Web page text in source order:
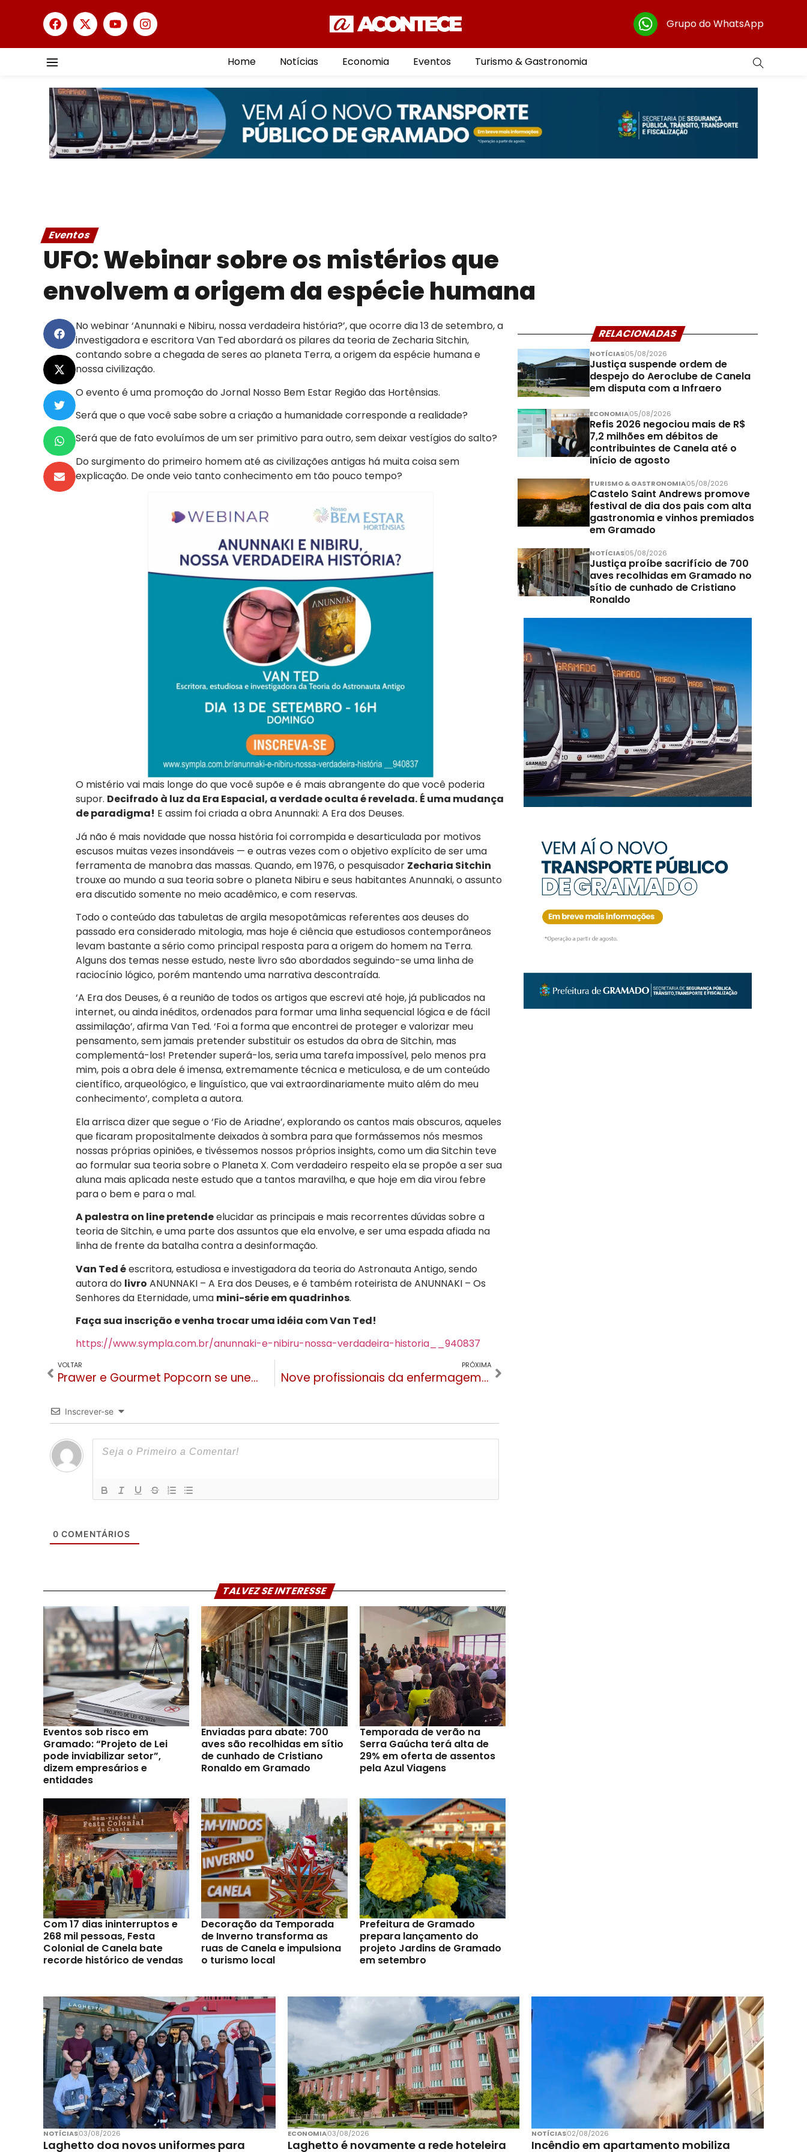
Grupo do WhatsApp
Home Notícias Economia Eventos Turismo & Gastronomia
Eventos
UFO: Webinar sobre os mistérios que
envolvem a origem da espécie humana
No webinar ‘Anunnaki e Nibiru, nossa verdadeira história?’, que ocorre dia 13 de setembro, a
investigadora e escritora Van Ted abordará os pilares da teoria de Zecharia Sitchin,
contando sobre a chegada de seres ao planeta Terra, a origem da espécie humana e
nossa civilização.
O evento é uma promoção do Jornal Nosso Bem Estar Região das Hortênsias.
Será que o que você sabe sobre a criação a humanidade corresponde a realidade?
Será que de fato evoluímos de um ser primitivo para outro, sem deixar vestígios do salto?
Do surgimento do primeiro homem até as civilizações antigas há muita coisa sem
explicação. De onde veio tanto conhecimento em tão pouco tempo?
O mistério vai mais longe do que você supõe e é mais abrangente do que você poderia
supor. Decifrado à luz da Era Espacial, a verdade oculta é revelada. É uma mudança
de paradigma! E assim foi criada a obra Anunnaki: A Era dos Deuses.
Já não é mais novidade que nossa história foi corrompida e desarticulada por motivos
escusos muitas vezes insondáveis — e outras vezes com o objetivo explícito de ser uma
ferramenta de manobra das massas. Quando, em 1976, o pesquisador Zecharia Sitchin
trouxe ao mundo a sua teoria sobre o planeta Nibiru e seus habitantes Anunnaki, o assunto
era discutido somente no meio acadêmico, e com reservas.
Todo o conteúdo das tabuletas de argila mesopotâmicas referentes aos deuses do
passado era considerado mitologia, mas hoje é ciência que estudiosos contemporâneos
levam bastante a sério como principal resposta para a origem do homem na Terra.
Alguns dos temas nesse estudo, neste livro são abordados seguindo-se uma linha de
raciocínio lógico, porém mantendo uma narrativa descontraída.
‘A Era dos Deuses, é a reunião de todos os artigos que escrevi até hoje, já publicados na
internet, ou ainda inéditos, ordenados para formar uma linha sequencial lógica e de fácil
assimilação’, afirma Van Ted. ‘Foi a forma que encontrei de proteger e valorizar meu
pensamento, sem jamais pretender substituir os estudos da obra de Sitchin, mas
complementá-los! Pretender superá-los, seria uma tarefa impossível, pelo menos pra
mim, pois a obra dele é imensa, extremamente técnica e meticulosa, e de um conteúdo
científico, arqueológico, e linguístico, que vai extraordinariamente muito além do meu
conhecimento’, completa a autora.
Ela arrisca dizer que segue o ‘Fio de Ariadne’, explorando os cantos mais obscuros, aqueles
que ficaram propositalmente deixados à sombra para que formássemos nós mesmos
nossas próprias opiniões, e tivéssemos nossos próprios insights, como um dia Sitchin teve
ao formular sua teoria sobre o Planeta X. Com verdadeiro respeito ela se propõe a ser sua
aluna mais aplicada neste estudo que a tantos maravilha, e que hoje em dia virou febre
para o bem e para o mal.
A palestra on line pretendeelucidar as principais e mais recorrentes dúvidas sobre a
teoria de Sitchin, e uma parte dos assuntos que ela envolve, e ser uma espada afiada na
linha de frente da batalha contra a desinformação.
Van Ted éescritora, estudiosa e investigadora da teoria do Astronauta Antigo, sendo
autora do livro ANUNNAKI – A Era dos Deuses, e é também roteirista de ANUNNAKI – Os
Senhores da Eternidade, uma mini-série em quadrinhos.
Faça sua inscrição e venha trocar uma idéia com Van Ted!
https://www.sympla.com.br/anunnaki-e-nibiru-nossa-verdadeira-historia__940837
VOLTAR
Prawer e Gourmet Popcorn se unem e lançam pipoca com chocolate artesanal
PRÓXIMA
Nove profissionais da enfermagem já perderam a vida na luta contra a COVID no RS
Inscrever-se
0 COMENTÁRIOS
TALVEZ SE INTERESSE
Eventos sob risco em
Gramado: “Projeto de Lei
pode inviabilizar setor”,
dizem empresários e
entidades
Enviadas para abate: 700
aves são recolhidas em sítio
de cunhado de Cristiano
Ronaldo em Gramado
Temporada de verão na
Serra Gaúcha terá alta de
29% em oferta de assentos
pela Azul Viagens
Com 17 dias ininterruptos e
268 mil pessoas, Festa
Colonial de Canela bate
recorde histórico de vendas
Decoração da Temporada
de Inverno transforma as
ruas de Canela e impulsiona
o turismo local
Prefeitura de Gramado
prepara lançamento do
projeto Jardins de Gramado
em setembro
RELACIONADAS
NOTÍCIAS05/08/2026
Justiça suspende ordem de
despejo do Aeroclube de Canela
em disputa com a Infraero
ECONOMIA05/08/2026
Refis 2026 negociou mais de R$
7,2 milhões em débitos de
contribuintes de Canela até o
início de agosto
TURISMO & GASTRONOMIA05/08/2026
Castelo Saint Andrews promove
festival de dia dos pais com alta
gastronomia e vinhos premiados
em Gramado
NOTÍCIAS05/08/2026
Justiça proíbe sacrifício de 700
aves recolhidas em Gramado no
sítio de cunhado de Cristiano
Ronaldo
NOTÍCIAS03/08/2026
Laghetto doa novos uniformes para
ECONOMIA03/08/2026
Laghetto é novamente a rede hoteleira
NOTÍCIAS02/08/2026
Incêndio em apartamento mobiliza